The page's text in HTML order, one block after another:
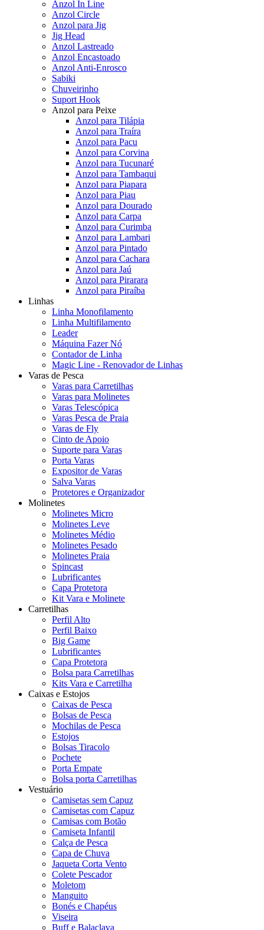
Anzol In Line
Anzol Circle
Anzol para Jig
Jig Head
Anzol Lastreado
Anzol Encastoado
Anzol Anti-Enrosco
Sabiki
Chuveirinho
Suport Hook
Anzol para Peixe
Anzol para Tilápia
Anzol para Traíra
Anzol para Pacu
Anzol para Corvina
Anzol para Tucunaré
Anzol para Tambaqui
Anzol para Piapara
Anzol para Piau
Anzol para Dourado
Anzol para Carpa
Anzol para Curimba
Anzol para Lambari
Anzol para Pintado
Anzol para Cachara
Anzol para Jaú
Anzol para Pirarara
Anzol para Piraíba
Linhas
Linha Monofilamento
Linha Multifilamento
Leader
Máquina Fazer Nó
Contador de Linha
Magic Line - Renovador de Linhas
Varas de Pesca
Varas para Carretilhas
Varas para Molinetes
Varas Telescópica
Varas Pesca de Praia
Varas de Fly
Cinto de Apoio
Suporte para Varas
Porta Varas
Expositor de Varas
Salva Varas
Protetores e Organizador
Molinetes
Molinetes Micro
Molinetes Leve
Molinetes Médio
Molinetes Pesado
Molinetes Praia
Spincast
Lubrificantes
Capa Protetora
Kit Vara e Molinete
Carretilhas
Perfil Alto
Perfil Baixo
Big Game
Lubrificantes
Capa Protetora
Bolsa para Carretilhas
Kits Vara e Carretilha
Caixas e Estojos
Caixas de Pesca
Bolsas de Pesca
Mochilas de Pesca
Estojos
Bolsas Tiracolo
Pochete
Porta Empate
Bolsa porta Carretilhas
Vestuário
Camisetas sem Capuz
Camisetas com Capuz
Camisas com Botão
Camiseta Infantil
Calça de Pesca
Capa de Chuva
Jaqueta Corta Vento
Colete Pescador
Moletom
Manguito
Bonés e Chapéus
Viseira
Buff e Balaclava